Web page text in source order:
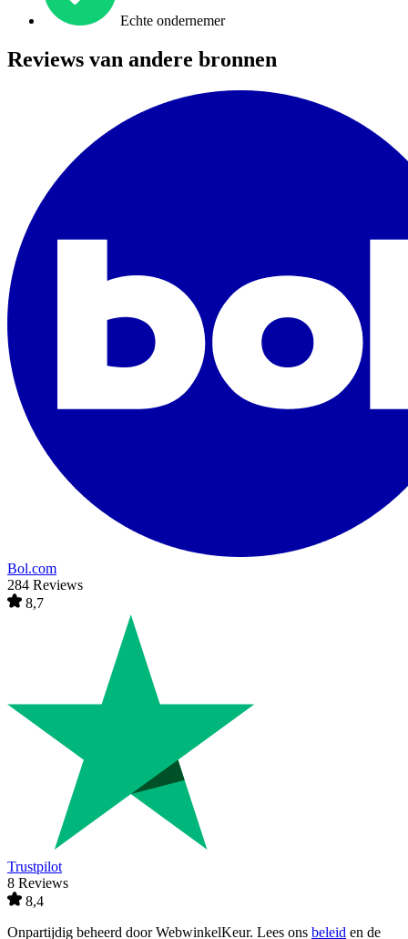
Echte ondernemer
Reviews van andere bronnen
Bol.com
284 Reviews
8,7
Trustpilot
8 Reviews
8,4
Onpartijdig beheerd doorWebwinkelKeur. Lees ons beleid en de